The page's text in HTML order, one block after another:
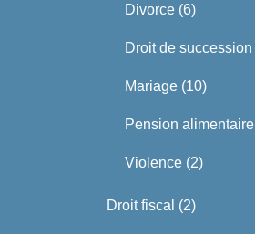
Divorce (6)
Droit de succession
Mariage (10)
Pension alimentaire
Violence (2)
Droit fiscal (2)